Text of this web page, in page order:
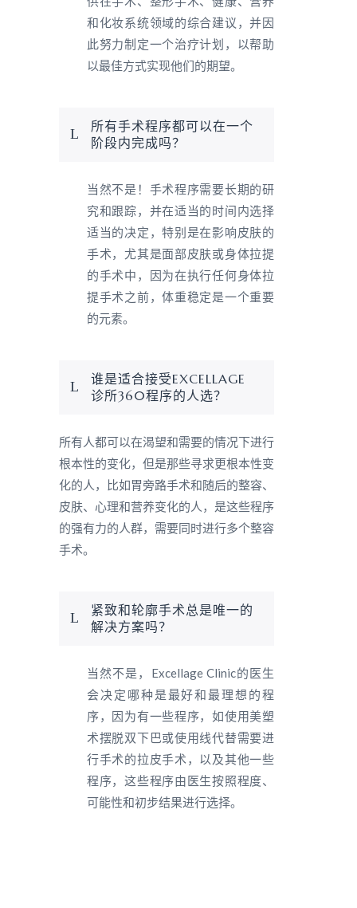
和化妆系统领域的综合建议，并因
此努力制定一个治疗计划，以帮助
以最佳方式实现他们的期望。
所有手术程序都可以在一个
阶段内完成吗？
当然不是！手术程序需要长期的研
究和跟踪，并在适当的时间内选择
适当的决定，特别是在影响皮肤的
手术，尤其是面部皮肤或身体拉提
的手术中，因为在执行任何身体拉
提手术之前，体重稳定是一个重要
的元素。
谁是适合接受EXCELLAGE
诊所360程序的人选？
所有人都可以在渴望和需要的情况下进行
根本性的变化，但是那些寻求更根本性变
化的人，比如胃旁路手术和随后的整容、
皮肤、心理和营养变化的人，是这些程序
的强有力的人群，需要同时进行多个整容
手术。
紧致和轮廓手术总是唯一的
解决方案吗？
当然不是，Excellage Clinic的医生
会决定哪种是最好和最理想的程
序，因为有一些程序，如使用美塑
术摆脱双下巴或使用线代替需要进
行手术的拉皮手术，以及其他一些
程序，这些程序由医生按照程度、
可能性和初步结果进行选择。